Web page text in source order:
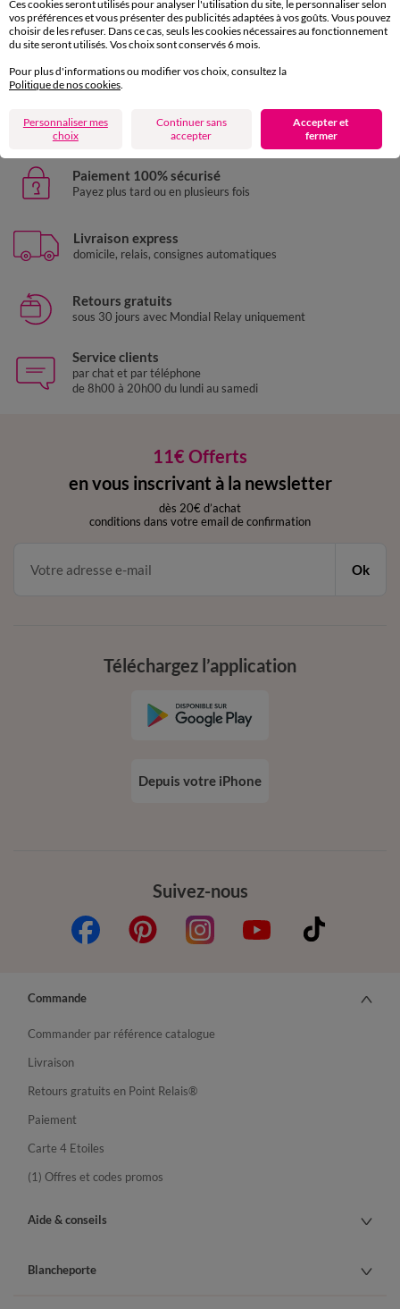
Coussin imprimé géométrique
+ 0,36 €
-50% dès 2 art Code 899013
Coussin imprimé soleil et damier
-50% dès 2 art Code 899013
Paiement 100% sécurisé
Payez plus tard ou en plusieurs fois
Livraison express
domicile, relais, consignes automatiques
Retours gratuits
sous 30 jours avec Mondial Relay uniquement
Service clients
par chat et par téléphone
de 8h00 à 20h00 du lundi au samedi
11€ Offerts
en vous inscrivant à la newsletter
dès 20€ d’achat
conditions dans votre email de confirmation
Ok
Suivez-nous
Téléchargez l’application
Depuis votre iPhone
Commande
Commander par référence catalogue
Livraison
Retours gratuits en Point Relais®
Paiement
Carte 4 Etoiles
(1) Offres et codes promos
Aide & conseils
Blancheporte
Ces cookies seront utilisés pour analyser l'utilisation du site, le personnaliser selon
vos préférences et vous présenter des publicités adaptées à vos goûts. Vous pouvez
choisir de les refuser. Dans ce cas, seuls les cookies nécessaires au fonctionnement
du site seront utilisés. Vos choix sont conservés 6 mois.
Pour plus d'informations ou modifier vos choix, consultez la
Politique de nos cookies
Personnaliser mes
choix
Continuer sans
accepter
Accepter et
fermer